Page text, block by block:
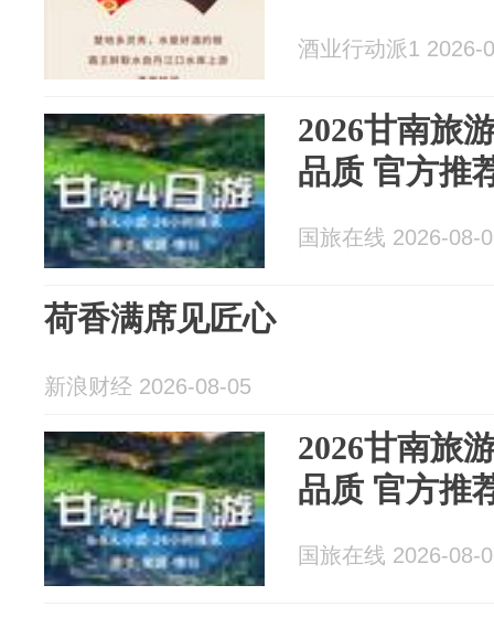
酒业行动派1 2026-
2026甘南旅
品质 官方推
国旅在线 2026-08-
荷香满席见匠心
新浪财经 2026-08-05
2026甘南旅
品质 官方推
国旅在线 2026-08-